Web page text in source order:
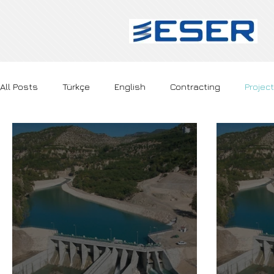
All Posts Türkçe English Contracting Project